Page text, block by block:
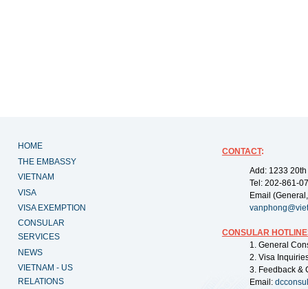
HOME
THE EMBASSY
VIETNAM
VISA
VISA EXEMPTION
CONSULAR
SERVICES
NEWS
VIETNAM - US
RELATIONS
CONTACT:
Add: 1233
Tel: 202-861-
Email
CONSULAR
1. General
2. Visa
3. Feedback &
Email: